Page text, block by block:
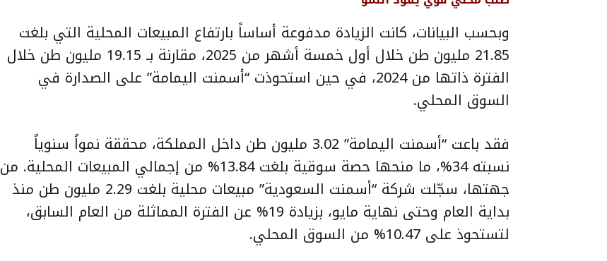
وبحسب البيانات، كانت الزيادة مدفوعة أساساً بارتفاع المبيعات المحلية التي بلغت
21.85 مليون طن خلال أول خمسة أشهر من 2025، مقارنة بـ 19.15 مليون طن خلال
الفترة ذاتها من 2024، في حين استحوذت “أسمنت اليمامة” على الصدارة في
السوق المحلي.
فقد باعت “أسمنت اليمامة” 3.02 مليون طن داخل المملكة، محققة نمواً سنوياً
نسبته 34%، ما منحها حصة سوقية بلغت 13.84% من إجمالي المبيعات المحلية. من
جهتها، سجّلت شركة “أسمنت السعودية” مبيعات محلية بلغت 2.29 مليون طن منذ
بداية العام وحتى نهاية مايو، بزيادة 19% عن الفترة المماثلة من العام السابق،
لتستحوذ على 10.47% من السوق المحلي.